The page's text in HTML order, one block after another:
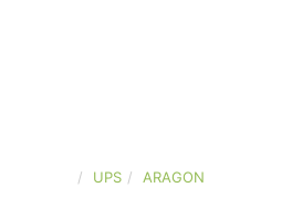
UPS ARAGON